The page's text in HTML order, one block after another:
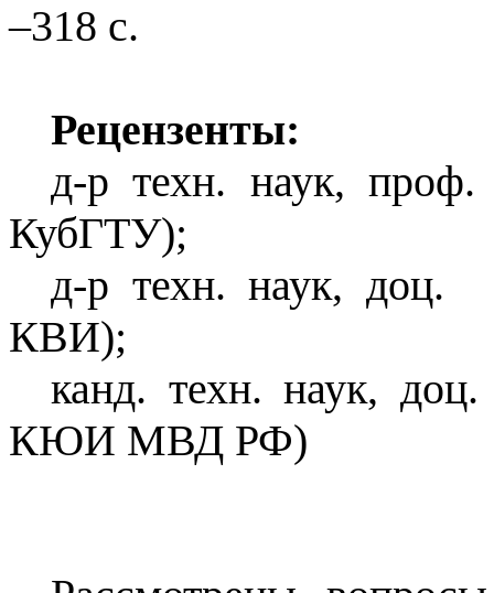
–318 с.
Рецензенты:
д-р техн. наук, проф.
КубГТУ);
д-р техн. наук, доц.
КВИ);
канд. техн. наук,
КЮИ МВД РФ)